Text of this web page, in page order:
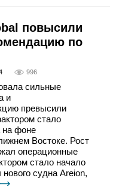
повысили
по
996
сильные
и
превысили
стало
на фоне
Востоке. Рост
операционные
стало начало
судна Areion,